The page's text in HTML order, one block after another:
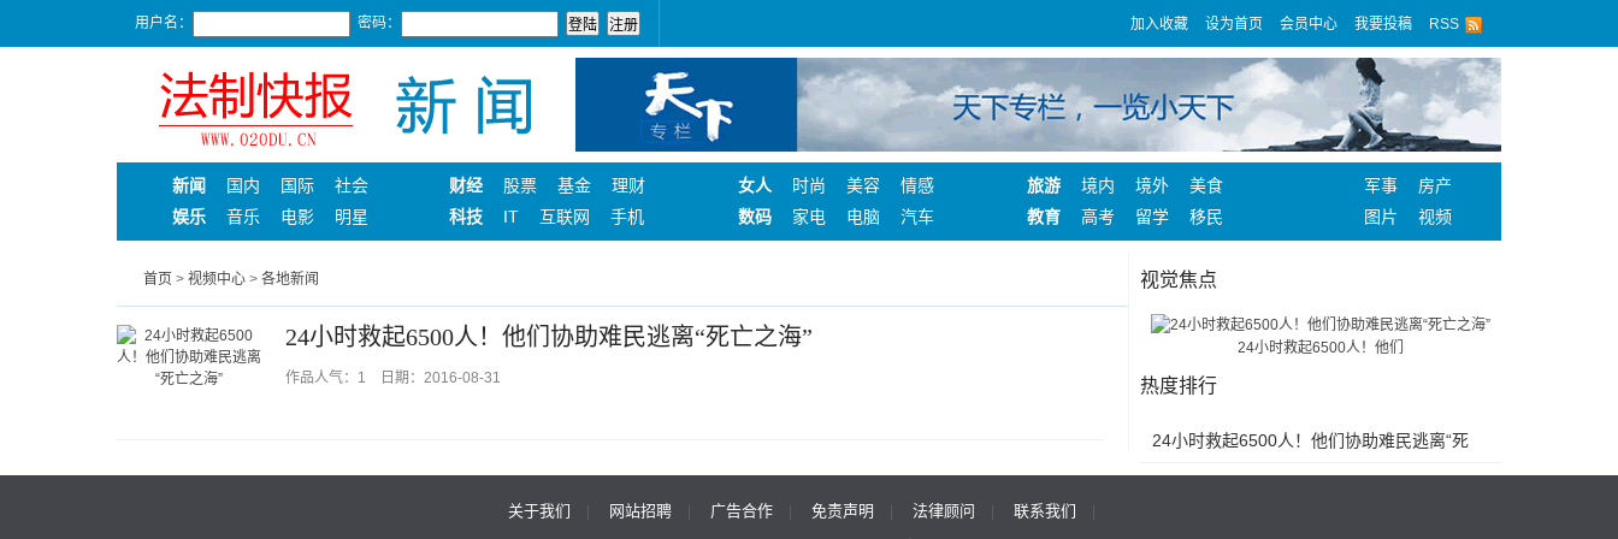
用户名： 密码： 加入收藏 设为首页 会员中心 我要投稿 RSS
新闻 国内 国际
社会
娱乐
音乐 电影 明星
财经 股票 基金
理财
科技
IT 互联网 手机
女人 时尚 美容
情感
数码
家电 电脑 汽车
旅游 境内 境外
美食
教育
高考 留学 移民
军事
房产
图片
视频
首页 > 视频中心 > 各地新闻
24小时救起6500人！他们协助难民逃离“死亡之海”
作品人气：1 日期：2016-08-31
视觉焦点
24小时救起6500人！他们
热度排行
24小时救起6500人！他们协助难民逃离“死
关于我们 | 网站招聘| 广告合作| 免责声明 | 法律顾问 | 联系我们 |